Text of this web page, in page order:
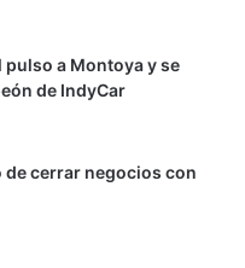
pulso a Montoya y se
de IndyCar
de cerrar negocios con